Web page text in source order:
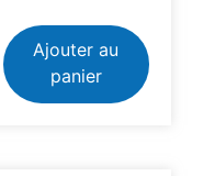
Ajouter au
panier